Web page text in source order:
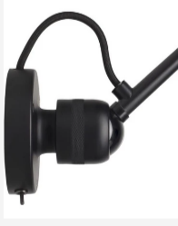
immagini